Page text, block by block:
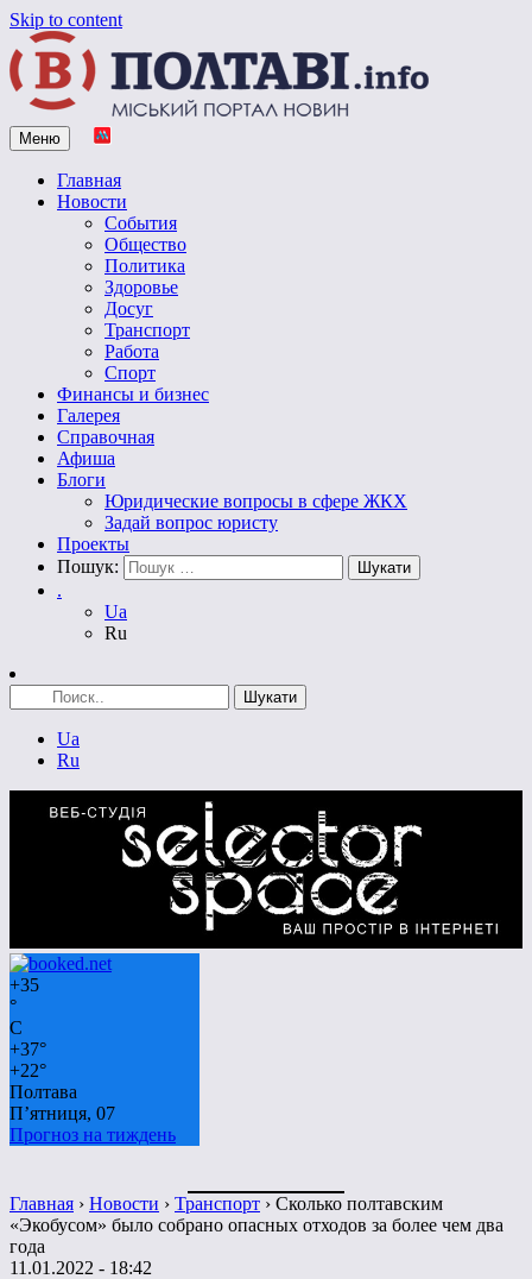
Skip to content
Vpoltave.info
Полтавский портал новостей
Меню
Главная
Новости
События
Общество
Политика
Здоровье
Досуг
Транспорт
Работа
Спорт
Финансы и бизнес
Галерея
Справочная
Афиша
Блоги
Юридические вопросы в сфере ЖКХ
Задай вопрос юристу
Проекты
Пошук:
.
Ua
Ru
Ua
Ru
+35
°
C
+37°
+22°
Полтава
П’ятниця, 07
Прогноз на тиждень
Главная › Новости › Транспорт › Сколько полтавским
«Экобусом» было собрано опасных отходов за более чем два
года
11.01.2022 - 18:42